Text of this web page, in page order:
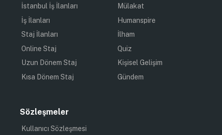
İstanbul İş İlanları
İş İlanları
Staj İlanları
Online Staj
Uzun Dönem Staj
Kısa Dönem Staj
Mülakat
Humanspire
İlham
Quiz
Kişisel Gelişim
Gündem
Sözleşmeler
Kullanıcı Sözleşmesi